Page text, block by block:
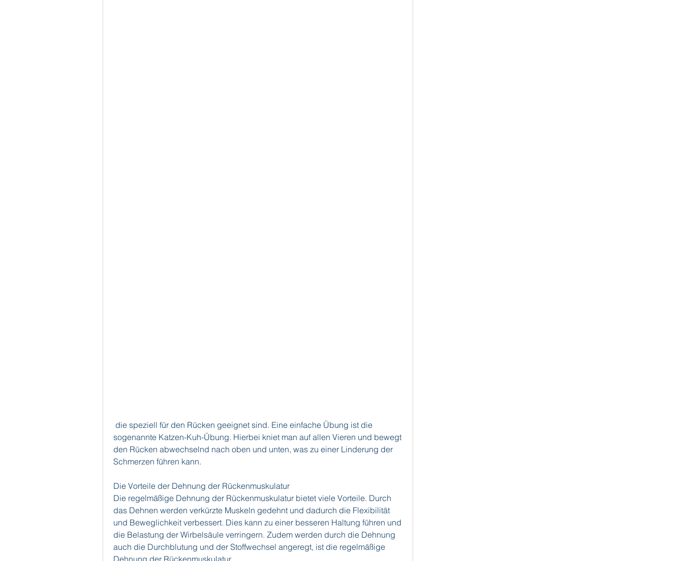
sogenannte Katzen-Kuh-Übung. Hierbei kniet man auf allen Vieren und bewegt
den Rücken abwechselnd nach oben und unten, was zu einer Linderung der
Schmerzen führen kann.
Die Vorteile der Dehnung der Rückenmuskulatur
Die regelmäßige Dehnung der Rückenmuskulatur bietet viele Vorteile. Durch
das Dehnen werden verkürzte Muskeln gedehnt und dadurch die Flexibilität
und Beweglichkeit verbessert. Dies kann zu einer besseren Haltung führen und
die Belastung der Wirbelsäule verringern. Zudem werden durch die Dehnung
auch die Durchblutung und der Stoffwechsel angeregt, ist die regelmäßige